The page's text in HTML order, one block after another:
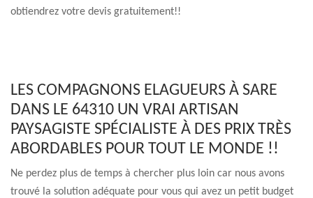
obtiendrez votre devis gratuitement!!
LES COMPAGNONS ELAGUEURS À SARE
DANS LE 64310 UN VRAI ARTISAN
PAYSAGISTE SPÉCIALISTE À DES PRIX TRÈS
ABORDABLES POUR TOUT LE MONDE !!
Ne perdez plus de temps à chercher plus loin car nous avons
trouvé la solution adéquate pour vous qui avez un petit budget